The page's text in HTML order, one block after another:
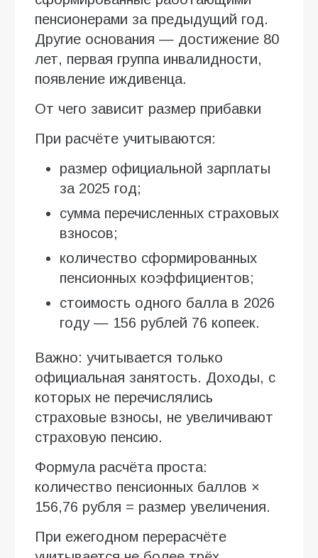
пенсионерами за предыдущий год.
Другие основания — достижение 80
лет, первая группа инвалидности,
появление иждивенца.
От чего зависит размер прибавки
При расчёте учитываются:
размер официальной зарплаты
за 2025 год;
сумма перечисленных страховых
взносов;
количество сформированных
пенсионных коэффициентов;
стоимость одного балла в 2026
году — 156 рублей 76 копеек.
Важно: учитывается только
официальная занятость. Доходы, с
которых не перечислялись
страховые взносы, не увеличивают
страховую пенсию.
Формула расчёта проста:
количество пенсионных баллов ×
156,76 рубля = размер увеличения.
При ежегодном перерасчёте